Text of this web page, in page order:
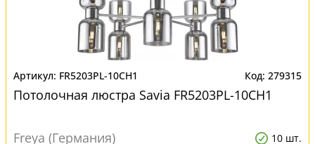
FR5203PL-10CH1 279315
Потолочная люстра Savia FR5203PL-10CH1
Freya (Германия) 10 шт.